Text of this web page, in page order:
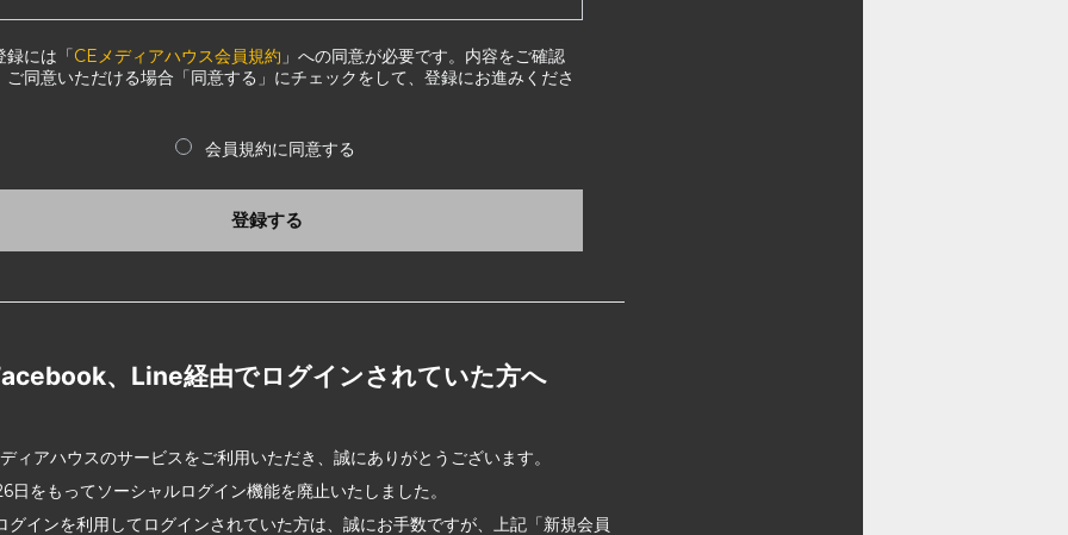
録には「CEメディアハウス会員規約 」への同意が必要です。内容をご確認
ご同意いただける場合「同意する」にチェックをして、登録にお進みくださ
会員規約に同意する
登録する
、Line経由でログインされていた方へ
ィアハウスのサービスをご利用いただき、誠にありがとうございます。
日をもってソーシャルログイン機能を廃止いたしました。
グインを利用してログインされていた方は、誠にお手数ですが、上記「新規会員